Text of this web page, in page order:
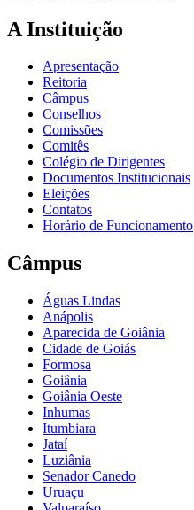
A Instituição
Apresentação
Reitoria
Câmpus
Conselhos
Comissões
Comitês
Colégio de Dirigentes
Documentos Institucionais
Eleições
Contatos
Horário de Funcionamento
Câmpus
Águas Lindas
Anápolis
Aparecida de Goiânia
Cidade de Goiás
Formosa
Goiânia
Goiânia Oeste
Inhumas
Itumbiara
Jataí
Luziânia
Senador Canedo
Uruaçu